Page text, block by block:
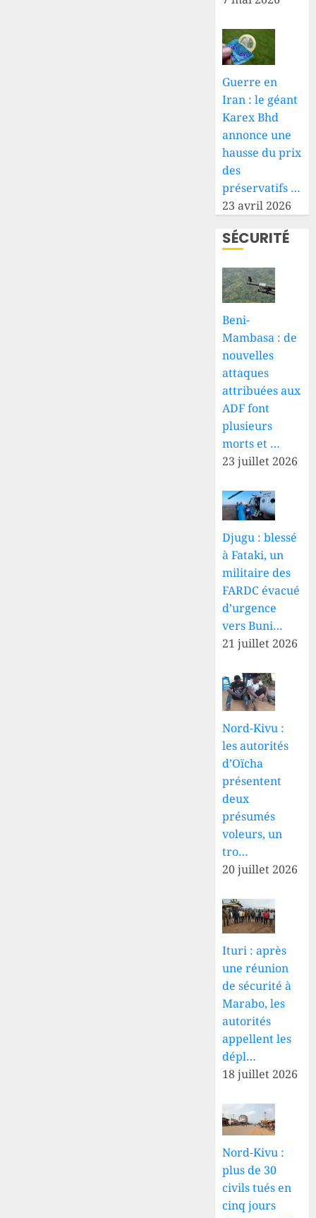
Guerre en
Iran : le géant
Karex Bhd
annonce une
hausse du prix
des
préservatifs …
23 avril 2026
SÉCURITÉ
Beni-
Mambasa : de
nouvelles
attaques
attribuées aux
ADF font
plusieurs
morts et …
23 juillet 2026
Djugu : blessé
à Fataki, un
militaire des
FARDC évacué
d’urgence
vers Buni…
21 juillet 2026
Nord-Kivu :
les autorités
d’Oïcha
présentent
deux
présumés
voleurs, un
tro…
20 juillet 2026
Ituri : après
une réunion
de sécurité à
Marabo, les
autorités
appellent les
dépl…
18 juillet 2026
Nord-Kivu :
plus de 30
civils tués en
cinq jours